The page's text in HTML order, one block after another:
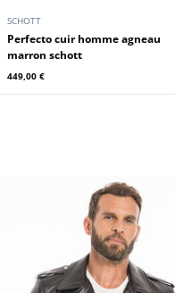
SCHOTT
Perfecto cuir homme agneau
marron schott
449,00 €